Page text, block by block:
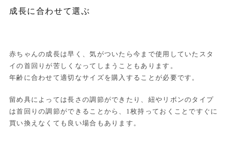
成長に合わせて選ぶ
赤ちゃんの成長は早く、気がついたら今まで使用していたスタ
イの首回りが苦しくなってしまうこともあります。
年齢に合わせて適切なサイズを購入することが必要です。
留め具によっては長さの調節ができたり、紐やリボンのタイプ
は首回りの調節ができることから、1枚持っておくことですぐに
買い換えなくても良い場合もあります。